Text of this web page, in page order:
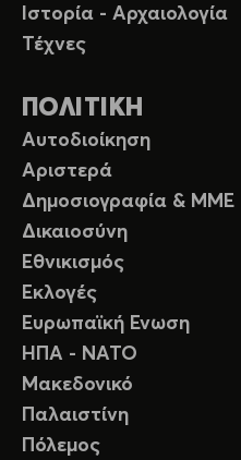
Ιστορία - Αρχαιολογία
Τέχνες
ΠΟΛΙΤΙΚΗ
Αυτοδιοίκηση
Αριστερά
Δημοσιογραφία & ΜΜΕ
Δικαιοσύνη
Εθνικισμός
Εκλογές
Ευρωπαϊκή Ενωση
ΗΠΑ - ΝΑΤΟ
Μακεδονικό
Παλαιστίνη
Πόλεμος